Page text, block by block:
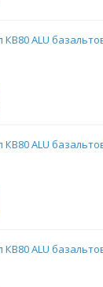
КВ80 ALU
КВ80 ALU
КВ80 ALU